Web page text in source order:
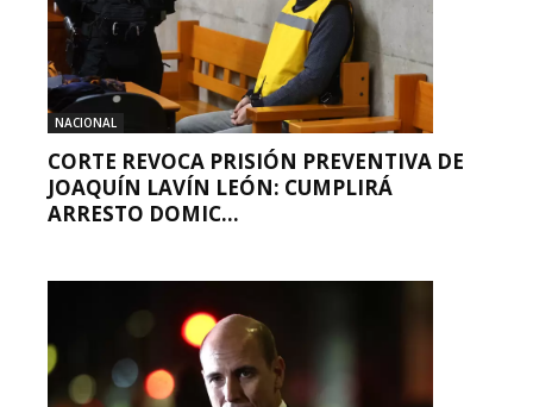
NACIONAL
CORTE REVOCA PRISIÓN PREVENTIVA DE
JOAQUÍN LAVÍN LEÓN: CUMPLIRÁ
ARRESTO DOMIC...